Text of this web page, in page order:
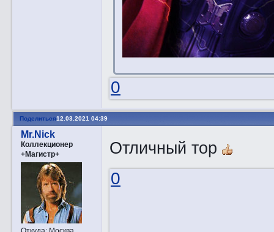
0
Поделиться12.03.2021 04:39
Mr.Nick
Коллекционер
+Магистр+
Отличный тор
0